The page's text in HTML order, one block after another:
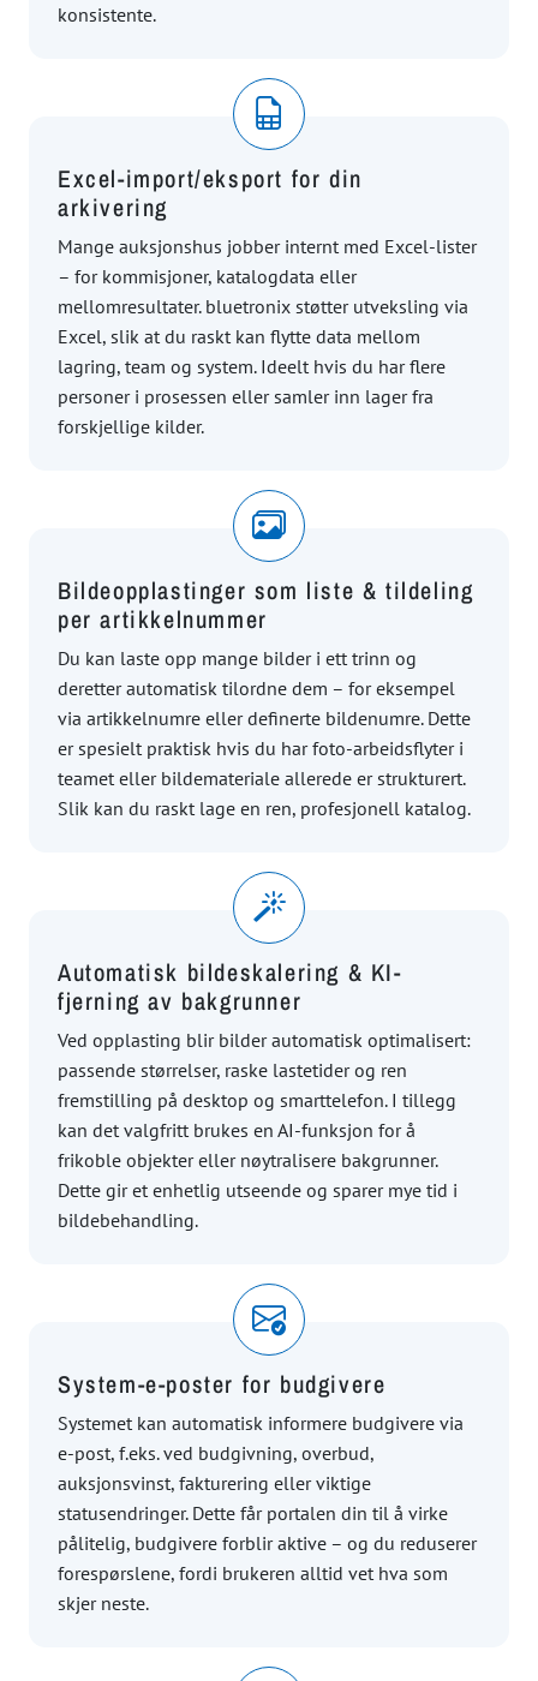
konsistente.
Excel-import/eksport for din
arkivering
Mange auksjonshus jobber internt med Excel-lister
– for kommisjoner, katalogdata eller
mellomresultater. bluetronix støtter utveksling via
Excel, slik at du raskt kan flytte data mellom
lagring, team og system. Ideelt hvis du har flere
personer i prosessen eller samler inn lager fra
forskjellige kilder.
Bildeopplastinger som liste & tildeling
per artikkelnummer
Du kan laste opp mange bilder i ett trinn og
deretter automatisk tilordne dem – for eksempel
via artikkelnumre eller definerte bildenumre. Dette
er spesielt praktisk hvis du har foto-arbeidsflyter i
teamet eller bildemateriale allerede er strukturert.
Slik kan du raskt lage en ren, profesjonell katalog.
Automatisk bildeskalering & KI-
fjerning av bakgrunner
Ved opplasting blir bilder automatisk optimalisert:
passende størrelser, raske lastetider og ren
fremstilling på desktop og smarttelefon. I tillegg
kan det valgfritt brukes en AI-funksjon for å
frikoble objekter eller nøytralisere bakgrunner.
Dette gir et enhetlig utseende og sparer mye tid i
bildebehandling.
System-e-poster for budgivere
Systemet kan automatisk informere budgivere via
e-post, f.eks. ved budgivning, overbud,
auksjonsvinst, fakturering eller viktige
statusendringer. Dette får portalen din til å virke
pålitelig, budgivere forblir aktive – og du reduserer
forespørslene, fordi brukeren alltid vet hva som
skjer neste.